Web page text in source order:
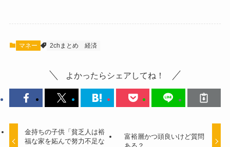
マネー 2chまとめ 経済
よかったらシェアしてね！
金持ちの子供「貧乏人は裕
福な家を妬んで努力不足な
富裕層かつ頭良いけど質問